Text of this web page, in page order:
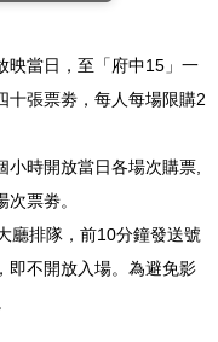
映當日，至「府中15」一
十張票劵，每人每場限購2
時開放當日各場次購票,
票劵。
廳排隊，前10分鐘發送號
即不開放入場。為避免影